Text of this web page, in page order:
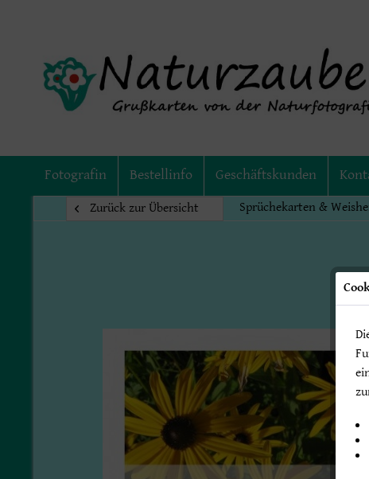
Fotografin Bestellinfo Geschäftskunden
Zurück zur Übersicht Sprüchekarten &